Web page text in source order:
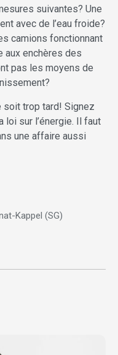
suivantes? Une
avec de l’eau froide?
camions fonctionnant
aux enchères des
pas les moyens de
soit trop tard! Signez
loi sur l’énergie. Il faut
une affaire aussi
Kappel (SG)